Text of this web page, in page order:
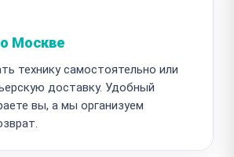
Москве
технику самостоятельно или
доставку. Удобный
вы, а мы организуем